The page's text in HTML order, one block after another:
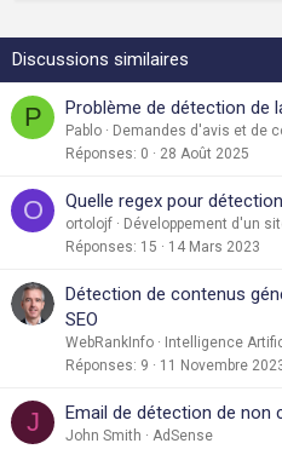
Discussions similaires
P Problème de détection de
Pablo
Demandes d'avis et de
Réponses 0 28 Août 2025
O Quelle regex pour
ortolojf
Développement d'un
Réponses 15 14 Mars 2023
Détection de contenus
SEO
WebRankInfo
Intelligence
Réponses 9 11 Novembre
J Email de détection de non
John Smith
AdSense